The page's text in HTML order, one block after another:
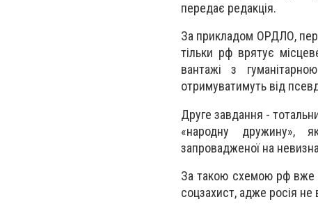
передає редакція.
За прикладом ОРДЛО,
тільки рф врятує
вантажі з
отримуватимуть від
Друге завдання -
«народну дружину»,
запровадженої на
За такою схемою рф вже
соцзахист, адже росія не